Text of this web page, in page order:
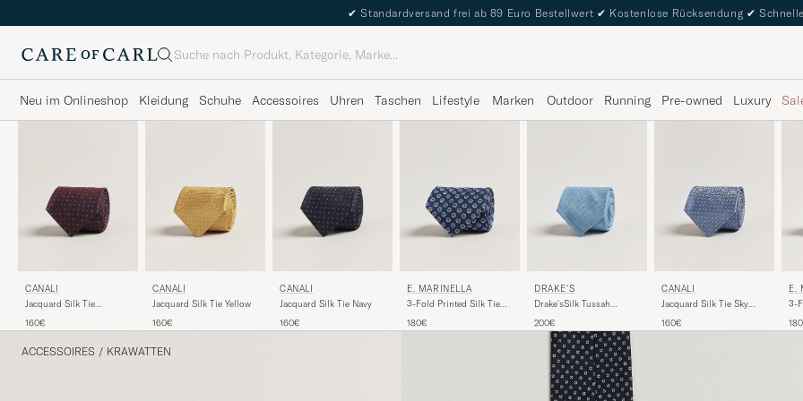
✔ Standardversand frei ab 89 Euro Bestellwert ✔ Kostenlose Rücksendung ✔
Suche
Neu im Onlineshop Kleidung Schuhe Accessoires Uhren Taschen Lifestyle Marken Outdoor Running Pre-owned Luxury
CANALI
Jacquard Silk Tie
160€
CANALI
Jacquard Silk Tie Yellow
160€
CANALI
Jacquard Silk Tie Navy
160€
E. MARINELLA
3-Fold Printed Silk Tie
180€
DRAKE'S
Drake'sSilk Tussah
200€
CANALI
Jacquard Silk Tie Sky
160€
E.
3-
ACCESSOIRES / KRAWATTEN